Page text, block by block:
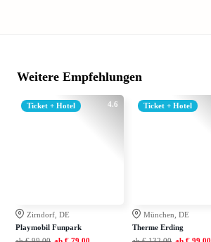
Weitere Empfehlungen
4.6
Ticket + Hotel
Zirndorf, DE
Playmobil Funpark
Ticket + Hotel
München, DE
Therme Erding